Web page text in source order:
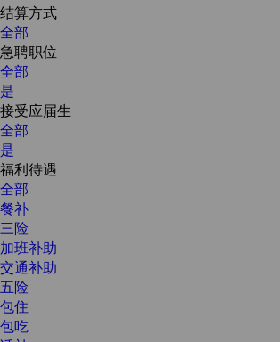
结算方式
全部
急聘职位
全部
是
接受应届生
全部
是
福利待遇
全部
餐补
三险
加班补助
交通补助
五险
包住
包吃